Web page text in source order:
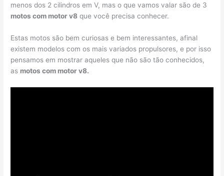
menos dos 2 cilindros em V, mas o que vamos valar são de 3
motos com motor v8 que você precisa conhecer.
Estas motos são bem curiosas e bem interessantes, afinal
existem modelos com os mais variados propulsores, e por isso
pensamos em mostrar aqueles que não são tão conhecidos,
as motos com motor v8.